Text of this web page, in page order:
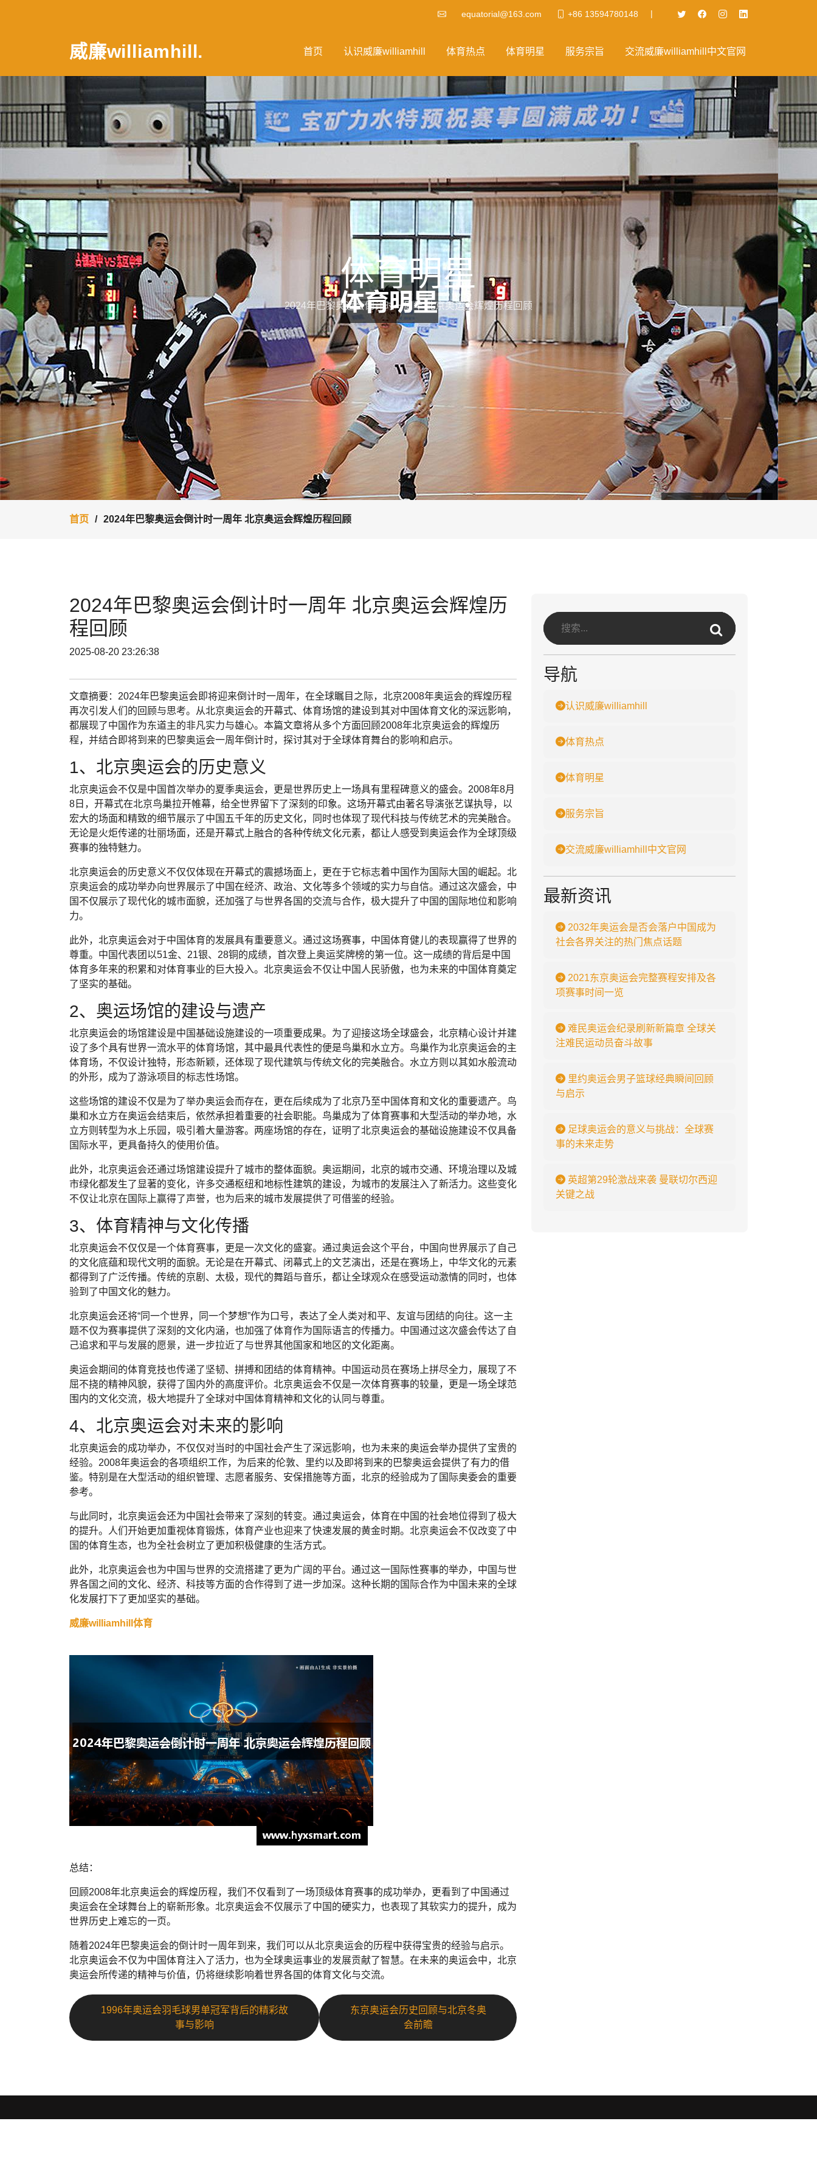
equatorial@163.com +86 13594780148 |
威廉williamhill. 首页 认识威廉williamhill 体育热点 体育明星 服务宗旨 交流威廉williamhill中文官网
体育明星
2024年巴黎奥运会倒计时一周年 北京奥运会辉煌历程回顾
首页 2024年巴黎奥运会倒计时一周年 北京奥运会辉煌历程回顾
2024年巴黎奥运会倒计时一周年 北京奥运会辉煌历
程回顾
2025-08-20 23:26:38
文章摘要：2024年巴黎奥运会即将迎来倒计时一周年，在全球瞩目之际，北京2008年奥运会的辉煌历程
再次引发人们的回顾与思考。从北京奥运会的开幕式、体育场馆的建设到其对中国体育文化的深远影响，
都展现了中国作为东道主的非凡实力与雄心。本篇文章将从多个方面回顾2008年北京奥运会的辉煌历
程，并结合即将到来的巴黎奥运会一周年倒计时，探讨其对于全球体育舞台的影响和启示。
1、北京奥运会的历史意义
北京奥运会不仅是中国首次举办的夏季奥运会，更是世界历史上一场具有里程碑意义的盛会。2008年8月
8日，开幕式在北京鸟巢拉开帷幕，给全世界留下了深刻的印象。这场开幕式由著名导演张艺谋执导，以
宏大的场面和精致的细节展示了中国五千年的历史文化，同时也体现了现代科技与传统艺术的完美融合。
无论是火炬传递的壮丽场面，还是开幕式上融合的各种传统文化元素，都让人感受到奥运会作为全球顶级
赛事的独特魅力。
北京奥运会的历史意义不仅仅体现在开幕式的震撼场面上，更在于它标志着中国作为国际大国的崛起。北
京奥运会的成功举办向世界展示了中国在经济、政治、文化等多个领域的实力与自信。通过这次盛会，中
国不仅展示了现代化的城市面貌，还加强了与世界各国的交流与合作，极大提升了中国的国际地位和影响
力。
此外，北京奥运会对于中国体育的发展具有重要意义。通过这场赛事，中国体育健儿的表现赢得了世界的
尊重。中国代表团以51金、21银、28铜的成绩，首次登上奥运奖牌榜的第一位。这一成绩的背后是中国
体育多年来的积累和对体育事业的巨大投入。北京奥运会不仅让中国人民骄傲，也为未来的中国体育奠定
了坚实的基础。
2、奥运场馆的建设与遗产
北京奥运会的场馆建设是中国基础设施建设的一项重要成果。为了迎接这场全球盛会，北京精心设计并建
设了多个具有世界一流水平的体育场馆，其中最具代表性的便是鸟巢和水立方。鸟巢作为北京奥运会的主
体育场，不仅设计独特，形态新颖，还体现了现代建筑与传统文化的完美融合。水立方则以其如水般流动
的外形，成为了游泳项目的标志性场馆。
这些场馆的建设不仅是为了举办奥运会而存在，更在后续成为了北京乃至中国体育和文化的重要遗产。鸟
巢和水立方在奥运会结束后，依然承担着重要的社会职能。鸟巢成为了体育赛事和大型活动的举办地，水
立方则转型为水上乐园，吸引着大量游客。两座场馆的存在，证明了北京奥运会的基础设施建设不仅具备
国际水平，更具备持久的使用价值。
此外，北京奥运会还通过场馆建设提升了城市的整体面貌。奥运期间，北京的城市交通、环境治理以及城
市绿化都发生了显著的变化，许多交通枢纽和地标性建筑的建设，为城市的发展注入了新活力。这些变化
不仅让北京在国际上赢得了声誉，也为后来的城市发展提供了可借鉴的经验。
3、体育精神与文化传播
北京奥运会不仅仅是一个体育赛事，更是一次文化的盛宴。通过奥运会这个平台，中国向世界展示了自己
的文化底蕴和现代文明的面貌。无论是在开幕式、闭幕式上的文艺演出，还是在赛场上，中华文化的元素
都得到了广泛传播。传统的京剧、太极，现代的舞蹈与音乐，都让全球观众在感受运动激情的同时，也体
验到了中国文化的魅力。
北京奥运会还将“同一个世界，同一个梦想”作为口号，表达了全人类对和平、友谊与团结的向往。这一主
题不仅为赛事提供了深刻的文化内涵，也加强了体育作为国际语言的传播力。中国通过这次盛会传达了自
己追求和平与发展的愿景，进一步拉近了与世界其他国家和地区的文化距离。
奥运会期间的体育竞技也传递了坚韧、拼搏和团结的体育精神。中国运动员在赛场上拼尽全力，展现了不
屈不挠的精神风貌，获得了国内外的高度评价。北京奥运会不仅是一次体育赛事的较量，更是一场全球范
围内的文化交流，极大地提升了全球对中国体育精神和文化的认同与尊重。
4、北京奥运会对未来的影响
北京奥运会的成功举办，不仅仅对当时的中国社会产生了深远影响，也为未来的奥运会举办提供了宝贵的
经验。2008年奥运会的各项组织工作，为后来的伦敦、里约以及即将到来的巴黎奥运会提供了有力的借
鉴。特别是在大型活动的组织管理、志愿者服务、安保措施等方面，北京的经验成为了国际奥委会的重要
参考。
与此同时，北京奥运会还为中国社会带来了深刻的转变。通过奥运会，体育在中国的社会地位得到了极大
的提升。人们开始更加重视体育锻炼，体育产业也迎来了快速发展的黄金时期。北京奥运会不仅改变了中
国的体育生态，也为全社会树立了更加积极健康的生活方式。
此外，北京奥运会也为中国与世界的交流搭建了更为广阔的平台。通过这一国际性赛事的举办，中国与世
界各国之间的文化、经济、科技等方面的合作得到了进一步加深。这种长期的国际合作为中国未来的全球
化发展打下了更加坚实的基础。
威廉williamhill体育
总结：
回顾2008年北京奥运会的辉煌历程，我们不仅看到了一场顶级体育赛事的成功举办，更看到了中国通过
奥运会在全球舞台上的崭新形象。北京奥运会不仅展示了中国的硬实力，也表现了其软实力的提升，成为
世界历史上难忘的一页。
随着2024年巴黎奥运会的倒计时一周年到来，我们可以从北京奥运会的历程中获得宝贵的经验与启示。
北京奥运会不仅为中国体育注入了活力，也为全球奥运事业的发展贡献了智慧。在未来的奥运会中，北京
奥运会所传递的精神与价值，仍将继续影响着世界各国的体育文化与交流。
1996年奥运会羽毛球男单冠军背后的精彩故
事与影响
东京奥运会历史回顾与北京冬奥
会前瞻
导航
认识威廉williamhill
体育热点
体育明星
服务宗旨
交流威廉williamhill中文官网
最新资讯
2032年奥运会是否会落户中国成为
社会各界关注的热门焦点话题
2021东京奥运会完整赛程安排及各
项赛事时间一览
难民奥运会纪录刷新新篇章 全球关
注难民运动员奋斗故事
里约奥运会男子篮球经典瞬间回顾
与启示
足球奥运会的意义与挑战：全球赛
事的未来走势
英超第29轮激战来袭 曼联切尔西迎
关键之战